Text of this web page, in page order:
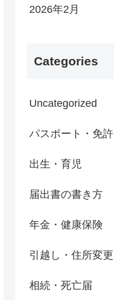
2026年2月
Categories
Uncategorized
パスポート・免許
出生・育児
届出書の書き方
年金・健康保険
引越し・住所変更
相続・死亡届